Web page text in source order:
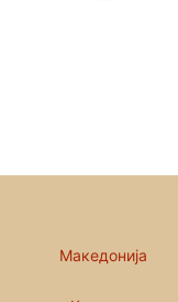
Македонија